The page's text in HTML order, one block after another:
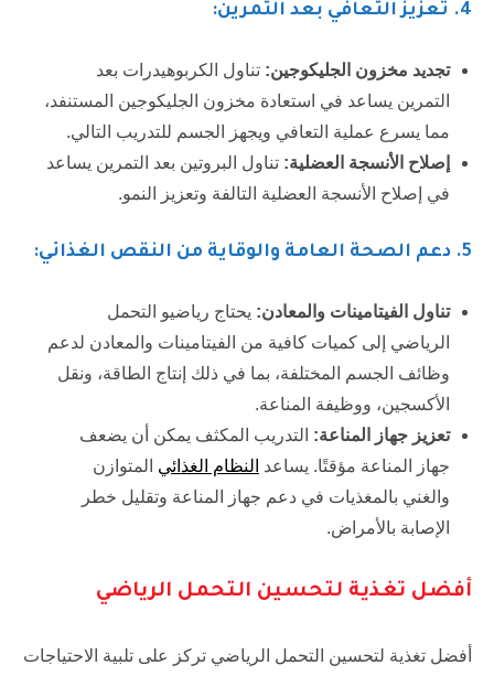
4. تعزيز التعافي بعد التمرين:
تجديد مخزون الجليكوجين: تناول الكربوهيدرات بعد
التمرين يساعد في استعادة مخزون الجليكوجين المستنفد،
مما يسرع عملية التعافي ويجهز الجسم للتدريب التالي.
إصلاح الأنسجة العضلية: تناول البروتين بعد التمرين يساعد
في إصلاح الأنسجة العضلية التالفة وتعزيز النمو.
5. دعم الصحة العامة والوقاية من النقص الغذائي:
تناول الفيتامينات والمعادن: يحتاج رياضيو التحمل
الرياضي إلى كميات كافية من الفيتامينات والمعادن لدعم
وظائف الجسم المختلفة، بما في ذلك إنتاج الطاقة، ونقل
الأكسجين، ووظيفة المناعة.
تعزيز جهاز المناعة: التدريب المكثف يمكن أن يضعف
جهاز المناعة مؤقتًا. يساعد النظام الغذائي المتوازن
والغني بالمغذيات في دعم جهاز المناعة وتقليل خطر
الإصابة بالأمراض.
أفضل تغذية لتحسين التحمل الرياضي
أفضل تغذية لتحسين التحمل الرياضي تركز على تلبية الاحتياجات